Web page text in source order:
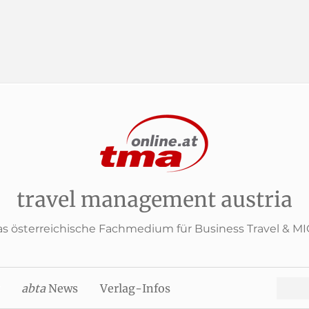
travel management austria
österreichische Fachmedium für Business Travel &
abtaNews Verlag-Infos